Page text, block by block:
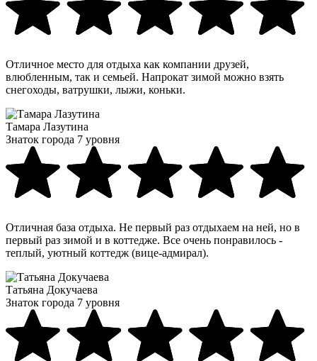
Отличное место для отдыха как компании друзей,
влюбленным, так и семьей. Напрокат зимой можно взять
снегоходы, ватрушки, лыжи, коньки.
Тамара Лазутина
Знаток города 7 уровня
Отличная база отдыха. Не первый раз отдыхаем на ней, но в
первый раз зимой и в коттедже. Все очень понравилось -
теплый, уютный коттедж (вице-адмирал).
Татьяна Докучаева
Знаток города 7 уровня